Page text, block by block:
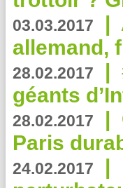
03.03.2017 |
allemand,
28.02.2017 |
géants
28.02.2017 |
Paris
24.02.2017 |